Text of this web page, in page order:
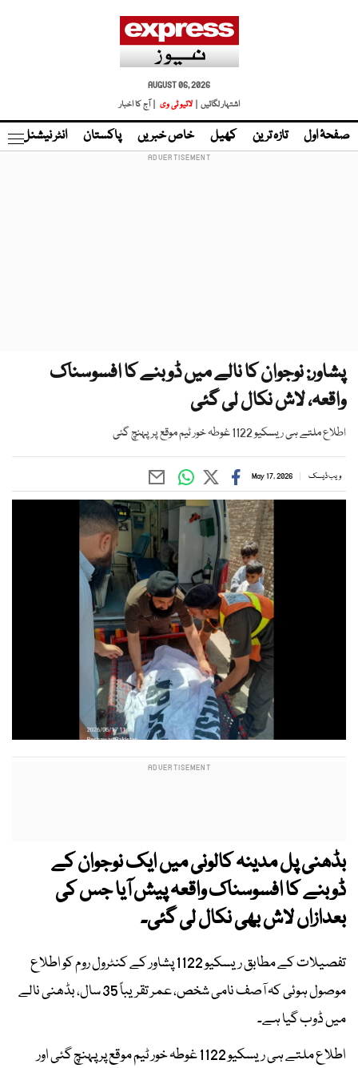
AUGUST 06, 2026
اشتہار لگائیں |
لائیو ٹی وی | آج کا اخبار
صفحۂ اول تازہ ترین کھیل خاص خبریں پاکستان انٹر نیشنل
پشاور: نوجوان کا نالے میں ڈوبنے کا افسوسناک
واقعہ، لاش نکال لی گئی
اطلاع ملتے ہی ریسکیو 1122 غوطہ خور ٹیم موقع پر پہنچ گئی
ویب ڈیسک May 17, 2026
بڈھنی پل مدینہ کالونی میں ایک نوجوان کے
ڈوبنے کا افسوسناک واقعہ پیش آیا جس کی
بعدازاں لاش بھی نکال لی گئی۔
تفصیلات کے مطابق ریسکیو 1122 پشاور کے کنٹرول روم کو اطلاع
موصول ہوئی کہ آصف نامی شخص، عمر تقریباً 35 سال، بڈھنی نالے
میں ڈوب گیا ہے۔
اطلاع ملتے ہی ریسکیو 1122 غوطہ خور ٹیم موقع پر پہنچ گئی اور